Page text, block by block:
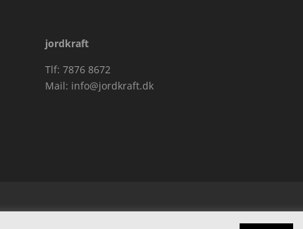
jordkraft
Tlf: 7876 8672
Mail: info@jordkraft.dk